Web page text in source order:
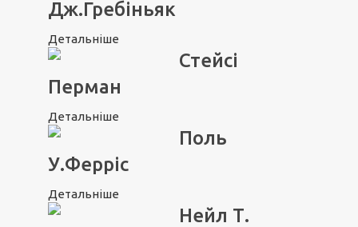
Дж.Гребіньяк
Детальніше
Стейсі
Перман
Детальніше
Поль
У.Ферріс
Детальніше
Нейл Т.